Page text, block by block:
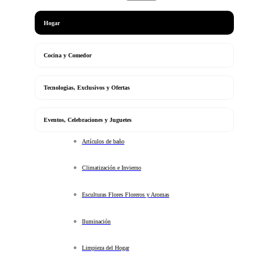
Hogar
Cocina y Comedor
Tecnologias, Exclusivos y Ofertas
Eventos, Celebraciones y Juguetes
Artículos de baño
Climatización e Invierno
Esculturas Flores Floreros y Aromas
Iluminación
Limpieza del Hogar